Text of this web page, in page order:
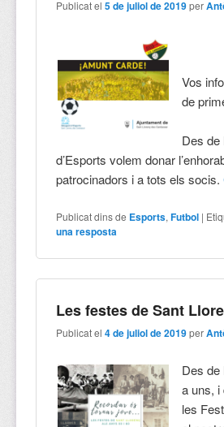
Publicat el5 de juliol de 2019 per
Vos
de
Des de
d’Esports volem donar
patrocinadors i a tots els socis.
Publicat dins de Esports,Futbol |
una resposta
Les festes de Sant
Publicat el4 de juliol de 2019 per
Des de
a uns,
les